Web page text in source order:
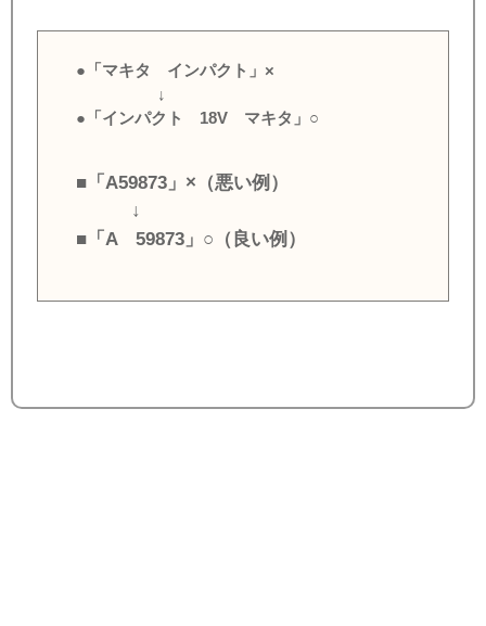
●「マキタ インパクト」×
↓
●「インパクト 18V マキタ」○
■「A59873」×（悪い例）
↓
■「A 59873」○（良い例）